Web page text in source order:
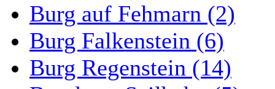
Burg auf Fehmarn (2)
Burg Falkenstein (6)
Burg Regenstein (14)